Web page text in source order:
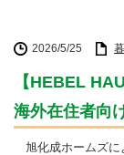
2026/5/25
【HEBEL
海外在住者向
旭化成ホームズに